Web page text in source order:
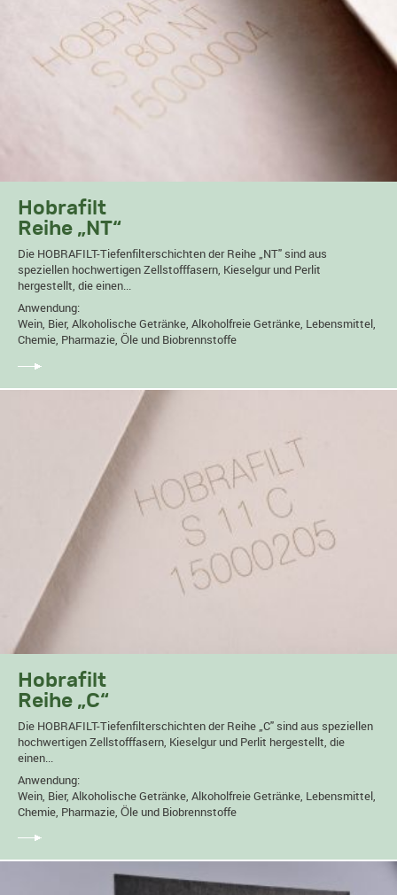
Hobrafilt
Reihe „NT“
Die HOBRAFILT-Tiefenfilterschichten der Reihe „NT" sind aus
speziellen hochwertigen Zellstofffasern, Kieselgur und Perlit
hergestellt, die einen...
Anwendung:
Wein, Bier, Alkoholische Getränke, Alkoholfreie Getränke, Lebensmittel,
Chemie, Pharmazie, Öle und Biobrennstoffe
Hobrafilt
Reihe „C“
Die HOBRAFILT-Tiefenfilterschichten der Reihe „C" sind aus speziellen
hochwertigen Zellstofffasern, Kieselgur und Perlit hergestellt, die
einen...
Anwendung:
Wein, Bier, Alkoholische Getränke, Alkoholfreie Getränke, Lebensmittel,
Chemie, Pharmazie, Öle und Biobrennstoffe